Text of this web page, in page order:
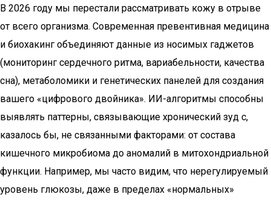
В 2026 году мы перестали рассматривать кожу в отрыве
от всего организма. Современная превентивная медицина
и биохакинг объединяют данные из носимых гаджетов
(мониторинг сердечного ритма, вариабельности, качества
сна), метаболомики и генетических панелей для создания
вашего «цифрового двойника». ИИ-алгоритмы способны
выявлять паттерны, связывающие хронический зуд с,
казалось бы, не связанными факторами: от состава
кишечного микробиома до аномалий в митохондриальной
функции. Например, мы часто видим, что нерегулируемый
уровень глюкозы, даже в пределах «нормальных»